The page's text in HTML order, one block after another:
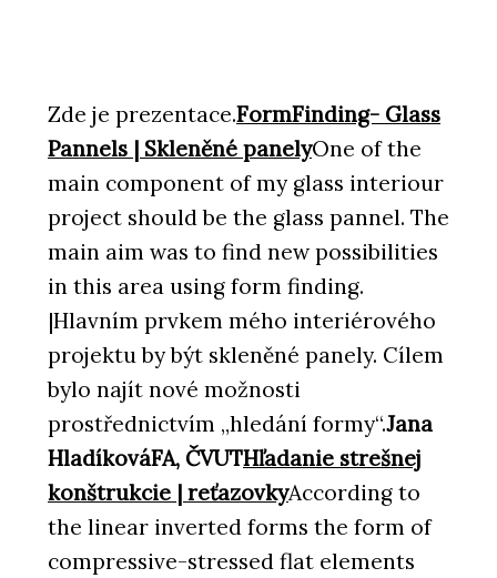
Zde je prezentace.FormFinding- Glass
Pannels | Skleněné panelyOne of the
main component of my glass interiour
project should be the glass pannel. The
main aim was to find new possibilities
in this area using form finding.
|Hlavním prvkem mého interiérového
projektu by být skleněné panely. Cílem
bylo najít nové možnosti
prostřednictvím „hledání formy“.Jana
HladíkováFA, ČVUTHľadanie strešnej
konštrukcie | reťazovkyAccording to
the linear inverted forms the form of
compressive-stressed flat elements